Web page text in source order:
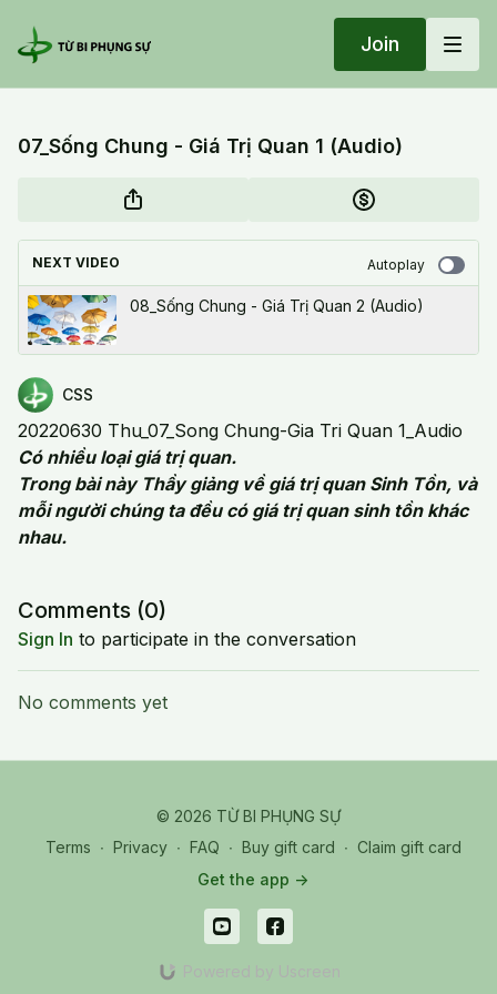
Join
07_Sống Chung - Giá Trị Quan 1 (Audio)
NEXT VIDEO Autoplay
08_Sống Chung - Giá Trị Quan 2 (Audio)
CSS
20220630 Thu_07_Song Chung-Gia Tri Quan 1_Audio
Có nhiều loại giá trị quan.
Trong bài này Thầy giảng về giá trị quan Sinh Tồn, và
mỗi người chúng ta đều có giá trị quan sinh tồn khác
nhau.
Comments (0)
Sign In to participate in the conversation
No comments yet
© 2026 TỪ BI PHỤNG SỰ
Terms ∙ Privacy ∙ FAQ ∙ Buy gift card ∙ Claim gift card
Get the app ->
Powered by Uscreen